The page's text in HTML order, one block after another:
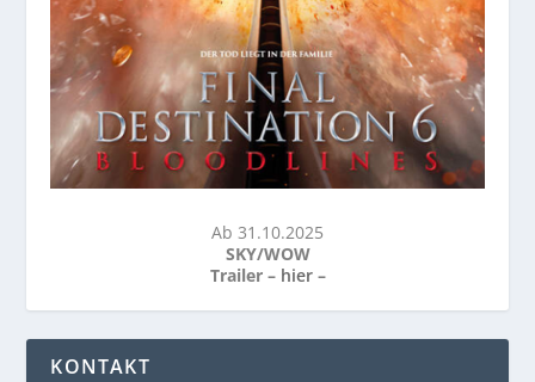
Ab 31.10.2025
SKY/WOW
Trailer – hier –
KONTAKT